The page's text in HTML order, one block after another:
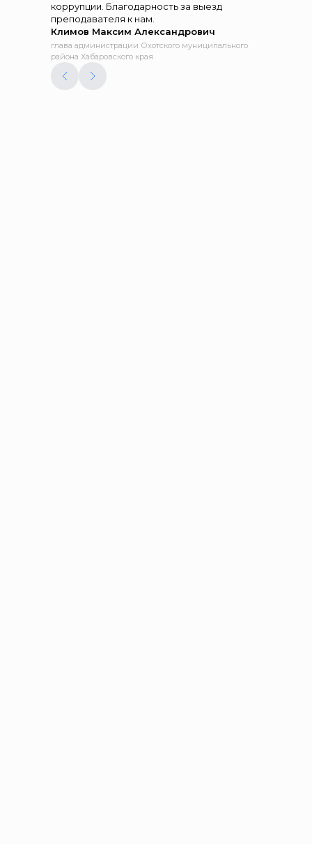
коррупции. Благодарность за выезд
преподавателя к нам.
Климов Максим Александрович
глава администрации Охотского муниципального
района Хабаровского края